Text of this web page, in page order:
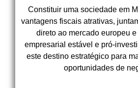
Constituir uma sociedade em
vantagens fiscais atrativas,
direto ao mercado europeu
empresarial estável e pró-
este destino estratégico para
oportunidades de